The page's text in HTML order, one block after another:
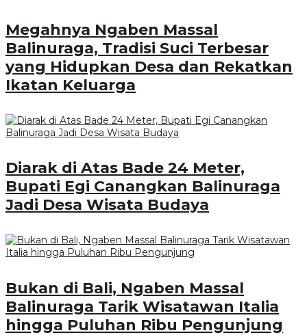
Megahnya Ngaben Massal
Balinuraga, Tradisi Suci Terbesar
yang Hidupkan Desa dan Rekatkan
Ikatan Keluarga
Diarak di Atas Bade 24 Meter,
Bupati Egi Canangkan Balinuraga
Jadi Desa Wisata Budaya
Bukan di Bali, Ngaben Massal
Balinuraga Tarik Wisatawan Italia
hingga Puluhan Ribu Pengunjung